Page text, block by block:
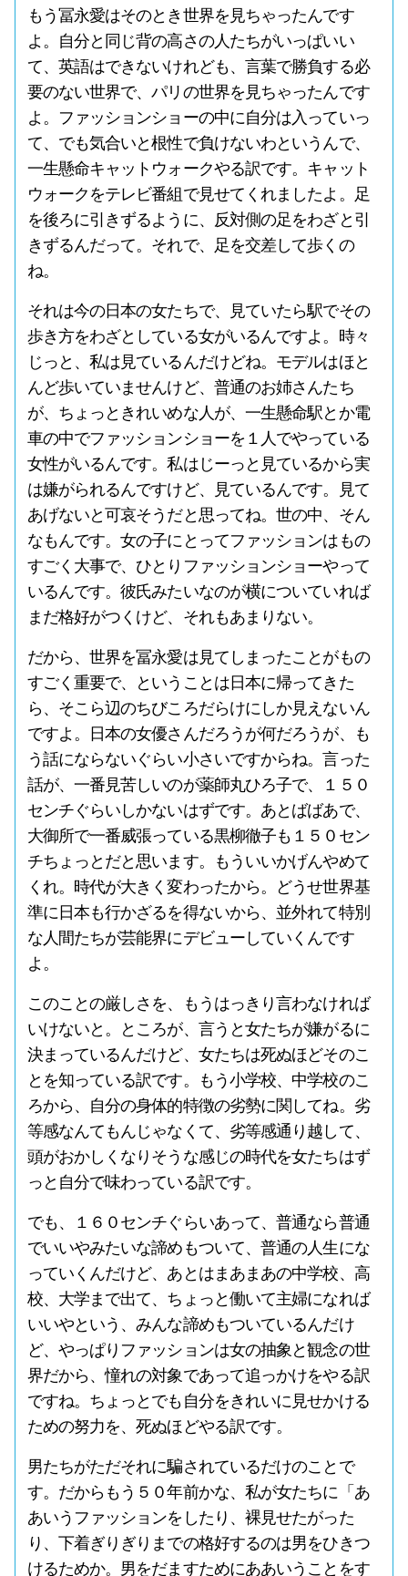
もう冨永愛はそのとき世界を見ちゃったんです
よ。自分と同じ背の高さの人たちがいっぱいい
て、英語はできないけれども、言葉で勝負する必
要のない世界で、パリの世界を見ちゃったんです
よ。ファッションショーの中に自分は入っていっ
て、でも気合いと根性で負けないわというんで、
一生懸命キャットウォークやる訳です。キャット
ウォークをテレビ番組で見せてくれましたよ。足
を後ろに引きずるように、反対側の足をわざと引
きずるんだって。それで、足を交差して歩くの
ね。
それは今の日本の女たちで、見ていたら駅でその
歩き方をわざとしている女がいるんですよ。時々
じっと、私は見ているんだけどね。モデルはほと
んど歩いていませんけど、普通のお姉さんたち
が、ちょっときれいめな人が、一生懸命駅とか電
車の中でファッションショーを１人でやっている
女性がいるんです。私はじーっと見ているから実
は嫌がられるんですけど、見ているんです。見て
あげないと可哀そうだと思ってね。世の中、そん
なもんです。女の子にとってファッションはもの
すごく大事で、ひとりファッションショーやって
いるんです。彼氏みたいなのが横についていれば
まだ格好がつくけど、それもあまりない。
だから、世界を冨永愛は見てしまったことがもの
すごく重要で、ということは日本に帰ってきた
ら、そこら辺のちびころだらけにしか見えないん
ですよ。日本の女優さんだろうが何だろうが、も
う話にならないぐらい小さいですからね。言った
話が、一番見苦しいのが薬師丸ひろ子で、１５０
センチぐらいしかないはずです。あとばばあで、
大御所で一番威張っている黒柳徹子も１５０セン
チちょっとだと思います。もういいかげんやめて
くれ。時代が大きく変わったから。どうせ世界基
準に日本も行かざるを得ないから、並外れて特別
な人間たちが芸能界にデビューしていくんです
よ。
このことの厳しさを、もうはっきり言わなければ
いけないと。ところが、言うと女たちが嫌がるに
決まっているんだけど、女たちは死ぬほどそのこ
とを知っている訳です。もう小学校、中学校のこ
ろから、自分の身体的特徴の劣勢に関してね。劣
等感なんてもんじゃなくて、劣等感通り越して、
頭がおかしくなりそうな感じの時代を女たちはず
っと自分で味わっている訳です。
でも、１６０センチぐらいあって、普通なら普通
でいいやみたいな諦めもついて、普通の人生にな
っていくんだけど、あとはまあまあの中学校、高
校、大学まで出て、ちょっと働いて主婦になれば
いいやという、みんな諦めもついているんだけ
ど、やっぱりファッションは女の抽象と観念の世
界だから、憧れの対象であって追っかけをやる訳
ですね。ちょっとでも自分をきれいに見せかける
ための努力を、死ぬほどやる訳です。
男たちがただそれに騙されているだけのことで
す。だからもう５０年前かな、私が女たちに「あ
あいうファッションをしたり、裸見せたがった
り、下着ぎりぎりまでの格好するのは男をひきつ
けるためか。男をだますためにああいうことをす